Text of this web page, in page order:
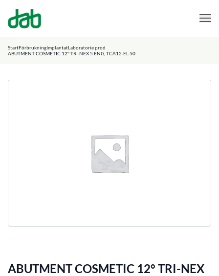
DAB Dental
StartFörbrukningImplantatLaboratorie prod
ABUTMENT COSMETIC 12° TRI-NEX 5 ENG, TCA12-EL-50
ABUTMENT COSMETIC 12° TRI-NEX